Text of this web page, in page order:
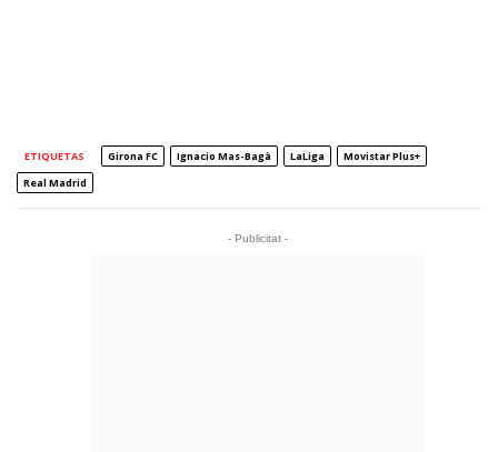
ETIQUETAS Girona FC Ignacio Mas-Bagà LaLiga
Movistar Plus+
Real Madrid
- Publicitat -